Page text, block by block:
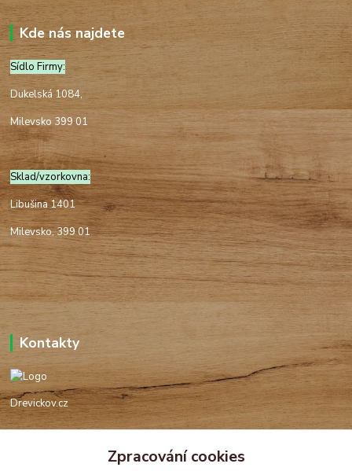
Kde nás najdete
Sídlo Firmy:
Dukelská 1084,
Milevsko 399 01
Sklad/vzorkovna:
Libušina 1401
Milevsko, 399 01
Kontakty
Drevickov.cz
+420 732 488 676Zpracování cookies